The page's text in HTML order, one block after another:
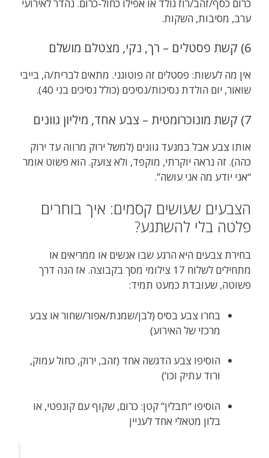
כרום כסף/זהב/רוז גולד או אפילו כחול-כרום. נהדר לאירועי
ערב, מסיבות, השקות.
6) קשת פסטלים – רך, נקי, מצטלם מושלם
אין מה לעשות: פסטלים זה פוטוגני. מתאים לברית/ה, בייבי
שואור, יום הולדת נסיכות/נסיכים (כולל נסיכים בני 40).
7) קשת מונוכרומטית – צבע אחד, מיליון גוונים
אותו צבע אבל במנעד גוונים (למשל ירוק מרווה עד ירוק
כהה). זה נראה יוקרתי, מוקפד, ולא צועק. הוא פשוט אומר
“אני יודע מה אני עושה”.
הצבעים שעושים קסמים: איך בוחרים
פלטה בלי להשתגע?
בחירת צבעים היא הרגע שבו אנשים או ממריאים או
מתחילים לשלוח 17 צילומי מסך בקבוצה. אז הנה דרך
פשוטה, שעובדת כמעט תמיד:
בחרו צבע בסיס (לבן/שמנת/אפור/שחור או צבע
מרכזי של האירוע)
הוסיפו צבע הדגשה אחד (זהב, ירוק, כחול עמוק,
ורוד עתיק וכו’)
הוסיפו “תבלין” קטן: כרום, שקוף עם קונפטי, או
בלון מטאלי אחד לעניין